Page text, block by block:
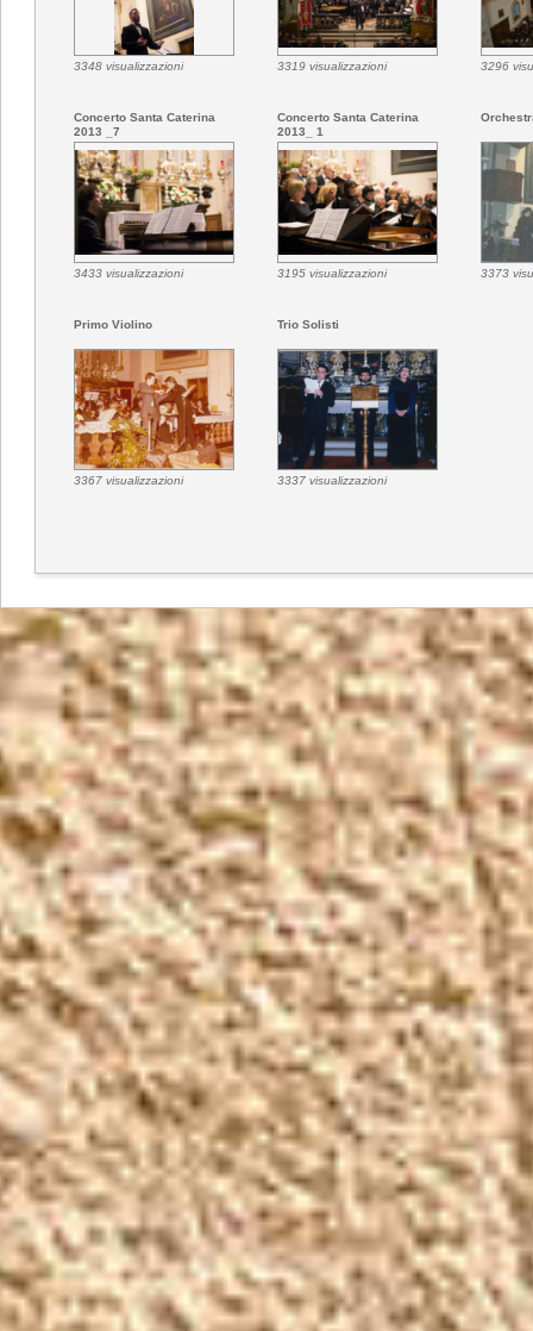
3348 visualizzazioni 3319 visualizzazioni 3296
Concerto Santa Caterina
2013 _7
3433 visualizzazioni
Concerto Santa Caterina
2013_ 1
3195 visualizzazioni 3373
Primo Violino
3367 visualizzazioni
Trio Solisti
3337 visualizzazioni